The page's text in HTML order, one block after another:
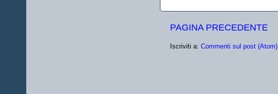
PAGINA PRECEDENTE
Iscriviti a: Commenti sul post (Atom)